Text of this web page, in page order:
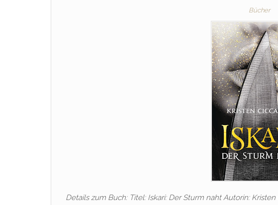
Bücher
Details zum Buch: Titel: Iskari: Der Sturm naht Autorin: